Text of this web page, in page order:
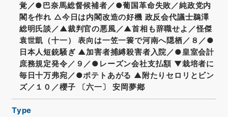
覚／●巴奈馬総督候補者／●葡国革命失敗／純政党内
閣を作れ △今日は内閣改造の好機 政反会代議士鵜澤
総明氏談／▲裁判官の悪風／▲首相も辞職せよ／怪傑
袁世凱（十一） 表向は一笠一簑で河南へ隠栖／８／●
日本人短銃騒ぎ ▲加害者捕縛殺害者入院／●皇室会計
庶務規定発令／９／●レーズン会社支払額 ▼栽培者に
毎日十万弗宛／●ポテトあがる ▲附たりセロリとビン
ズ／１０／櫻子 〔六一〕 安岡夢鄕
Type